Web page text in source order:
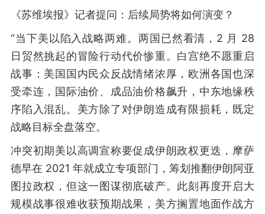
《苏维埃报》记者提问：后续局势将如何演变？
“当下美以陷入战略两难。两国已然看清，2 月 28
日贸然挑起的冒险行动代价惨重。白宫绝不愿重启
战事：美国国内民众反战情绪浓厚，欧洲各国也深
受牵连，国际油价、成品油价格飙升，中东地缘秩
序陷入混乱。美方除了对伊朗造成有限损耗，既定
战略目标全盘落空。
冲突初期美以高调宣称要促成伊朗政权更迭，摩萨
德早在 2021 年就成立专项部门，筹划推翻伊朗阿亚
图拉政权，但这一图谋彻底破产。此刻再度开启大
规模战事很难收获预期战果，美方搁置地面作战方